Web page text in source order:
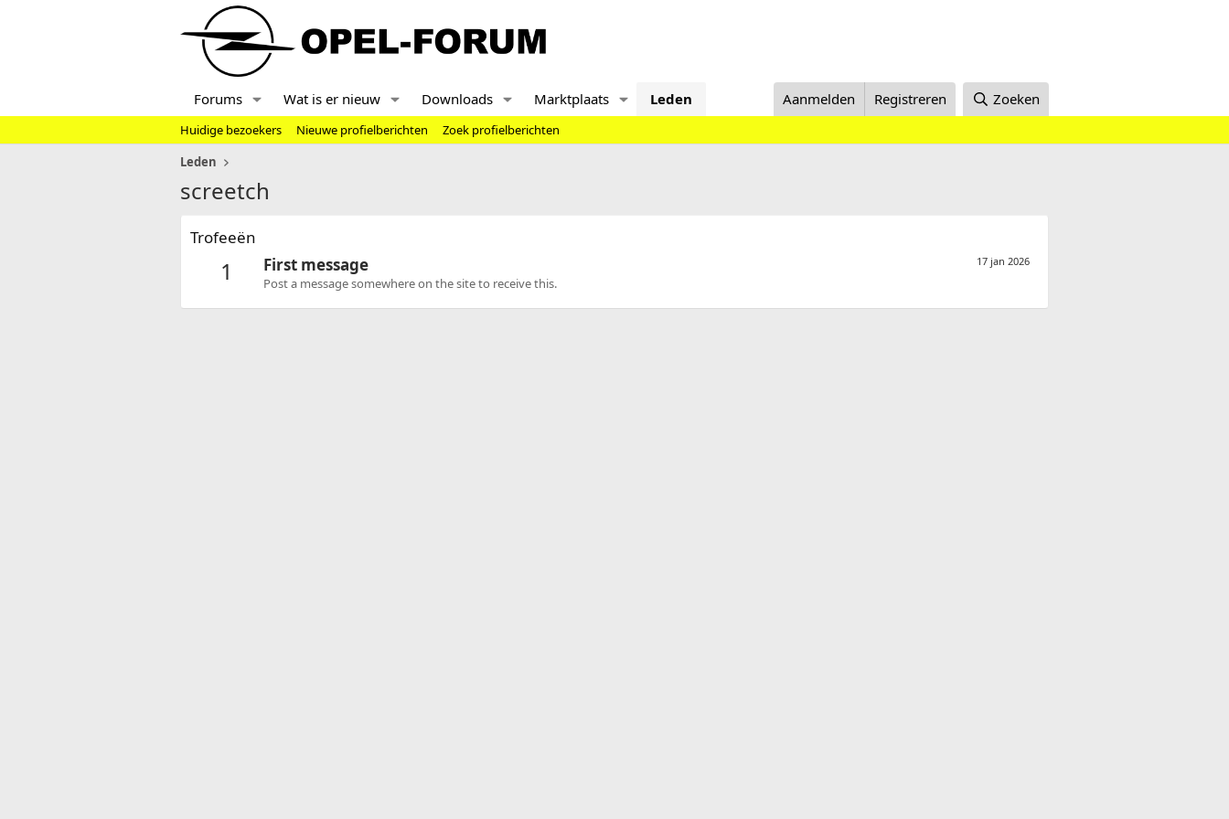
Forums Wat is er nieuw Downloads Marktplaats Leden Aanmelden Registreren Zoeken
Huidige bezoekers Nieuwe profielberichten
Zoek profielberichten
Leden
screetch
Trofeeën
1 17 jan 2026
First message
Post a message somewhere on the site to receive this.